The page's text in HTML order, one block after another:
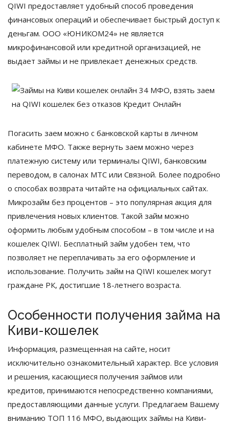
QIWI предоставляет удобный способ проведения
финансовых операций и обеспечивает быстрый доступ к
деньгам. ООО «ЮНИКОМ24» не является
микрофинансовой или кредитной организацией, не
выдает займы и не привлекает денежных средств.
Погасить заем можно с банковской карты в личном
кабинете МФО. Также вернуть заем можно через
платежную систему или терминалы QIWI, банковским
переводом, в салонах МТС или Связной. Более подробно
о способах возврата читайте на официальных сайтах.
Микрозайм без процентов – это популярная акция для
привлечения новых клиентов. Такой займ можно
оформить любым удобным способом – в том числе и на
кошелек QIWI. Бесплатный займ удобен тем, что
позволяет не переплачивать за его оформление и
использование. Получить займ на QIWI кошелек могут
граждане РК, достигшие 18-летнего возраста.
Особенности получения займа на
Киви-кошелек
Информация, размещенная на сайте, носит
исключительно ознакомительный характер. Все условия
и решения, касающиеся получения займов или
кредитов, принимаются непосредственно компаниями,
предоставляющими данные услуги. Предлагаем Вашему
вниманию ТОП 116 МФО, выдающих займы на Киви-